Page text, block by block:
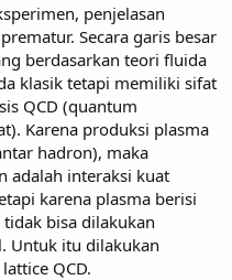
penjelasan
Secara garis besar
berdasarkan teori fluida
klasik tetapi memiliki sifat
QCD (quantum
Karena produksi plasma
hadron), maka
adalah interaksi kuat
karena plasma berisi
bisa dilakukan
Untuk itu dilakukan
QCD.